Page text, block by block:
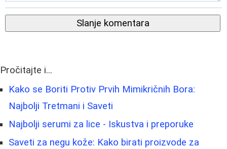
Slanje komentara
Pročitajte i...
Kako se Boriti Protiv Prvih Mimikričnih Bora:
Najbolji Tretmani i Saveti
Najbolji serumi za lice - Iskustva i preporuke
Saveti za negu kože: Kako birati proizvode za